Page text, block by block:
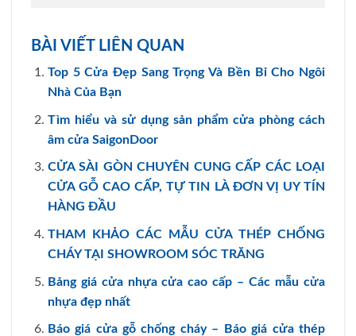
BÀI VIẾT LIÊN QUAN
Top 5 Cửa Đẹp Sang Trọng Và Bền Bỉ Cho Ngôi
Nhà Của Bạn
Tìm hiểu và sử dụng sản phẩm cửa phòng cách
âm cửa SaigonDoor
CỬA SÀI GÒN CHUYÊN CUNG CẤP CÁC LOẠI
CỬA GỖ CAO CẤP, TỰ TIN LÀ ĐƠN VỊ UY TÍN
HÀNG ĐẦU
THAM KHẢO CÁC MẪU CỬA THÉP CHỐNG
CHÁY TẠI SHOWROOM SÓC TRĂNG
Bảng giá cửa nhựa cửa cao cấp – Các mẫu cửa
nhựa đẹp nhất
Báo giá cửa gỗ chống cháy – Báo giá cửa thép